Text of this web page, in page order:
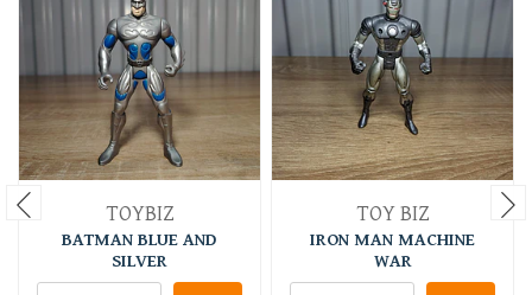
TOYBIZ
BATMAN BLUE AND
SILVER
TOY BIZ
IRON MAN MACHINE
WAR